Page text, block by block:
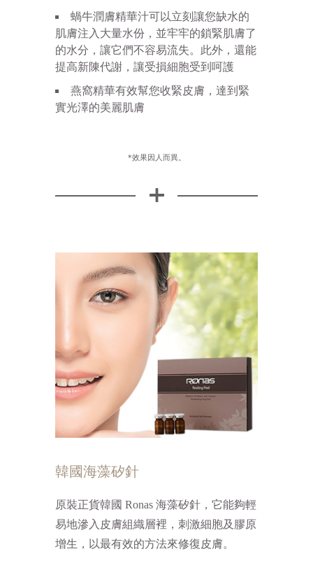
蝸牛潤膚精華汁可以立刻讓您缺水的
肌膚注入大量水份，並牢牢的鎖緊肌膚了
的水分，讓它們不容易流失。此外，還能
提高新陳代謝，讓受損細胞受到呵護
燕窩精華有效幫您收緊皮膚，達到緊
實光澤的美麗肌膚
*效果因人而異。
韓國海藻矽針
原裝正貨韓國 Ronas 海藻矽針，它能夠輕
易地滲入皮膚組織層裡，刺激細胞及膠原
增生，以最有效的方法來修復皮膚。